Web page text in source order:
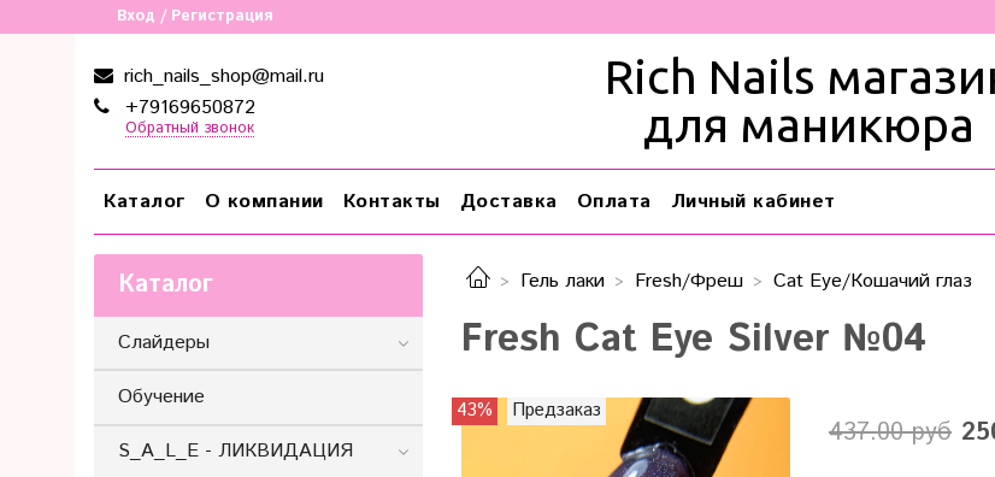
Вход / Регистрация
rich_nails_shop@mail.ru
+79169650872
Обратный звонок
Rich Nails
для маникюра
Каталог О компании Контакты Доставка Оплата Личный кабинет
Гель лаки Fresh/Фреш Cat Eye/Кошачий глаз
Fresh Cat Eye Silver №04
43% Предзаказ
437.00 руб
Каталог
Слайдеры
Обучение
S_A_L_E - ЛИКВИДАЦИЯ